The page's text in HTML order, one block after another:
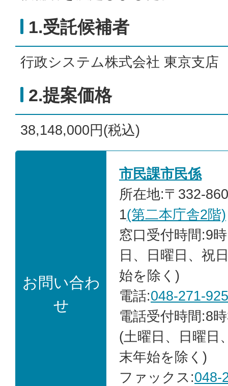
1.受託候補者
行政システム株式会社 東京支店
2.提案価格
38,148,000円(税込)
お問い合わ
せ
市民課市民係
所在地:〒332-
1(第二本庁舎2階)
窓口受付時間:9
日、日曜日、祝
始を除く)
電話:048-271-
電話受付時間:8
(土曜日、日曜日
末年始を除く)
ファックス:048-